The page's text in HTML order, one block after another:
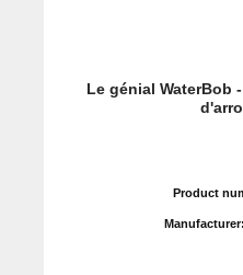
Le génial WaterBob
Product
Manufacturer: